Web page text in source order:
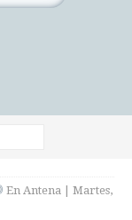
En Antena | Martes,